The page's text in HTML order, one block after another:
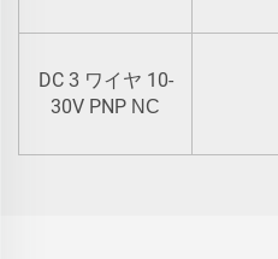
DC 3 ワイヤ 10-
30V PNP NC